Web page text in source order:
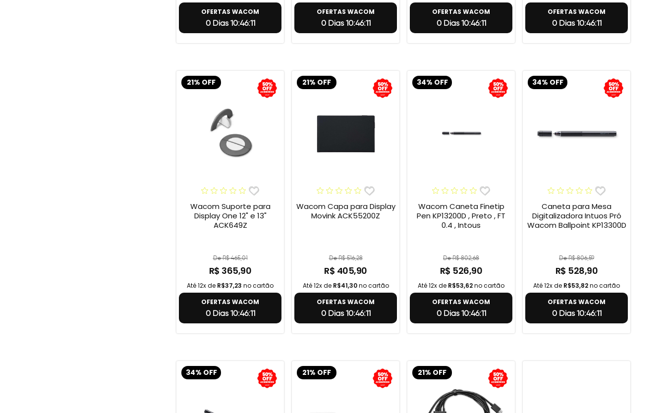
OFERTAS WACOM
0 Dias 10:46:10
OFERTAS WACOM
0 Dias 10:46:10
OFERTAS WACOM
0 Dias 10:46:10
OFERTAS WACOM
0 Dias 10:46:10
21% OFF
Wacom Suporte para
Display One 12" e 13"
ACK649Z
De R$ 465,01
R$ 365,90
Até 12x de R$37,23 no cartão
OFERTAS WACOM
0 Dias 10:46:10
21% OFF
Wacom Capa para Display
Movink ACK55200Z
De R$ 516,28
R$ 405,90
Até 12x de R$41,30no cartão
OFERTAS WACOM
0 Dias 10:46:10
34% OFF
Wacom Caneta Finetip
Pen KP13200D , Preto , FT
0.4 , Intous
De R$ 802,68
R$ 526,90
Até 12x de R$53,62no cartão
OFERTAS WACOM
0 Dias 10:46:10
34% OFF
Caneta para Mesa
Digitalizadora Intuos Pró
Wacom Ballpoint KP13300D
De R$ 806,59
R$ 528,90
Até 12x de R$53,82no cartão
OFERTAS WACOM
0 Dias 10:46:10
34% OFF 21% OFF 21% OFF